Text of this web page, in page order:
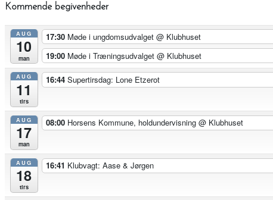
Kommende begivenheder
AUG
10
man
17:30 Møde i ungdomsudvalget @ Klubhuset
19:00 Møde i Træningsudvalget @ Klubhuset
AUG
11
tirs
16:44 Supertirsdag: Lone Etzerot
AUG
17
man
08:00 Horsens Kommune, holdundervisning @ Klubhuset
AUG
18
tirs
16:41 Klubvagt: Aase & Jørgen